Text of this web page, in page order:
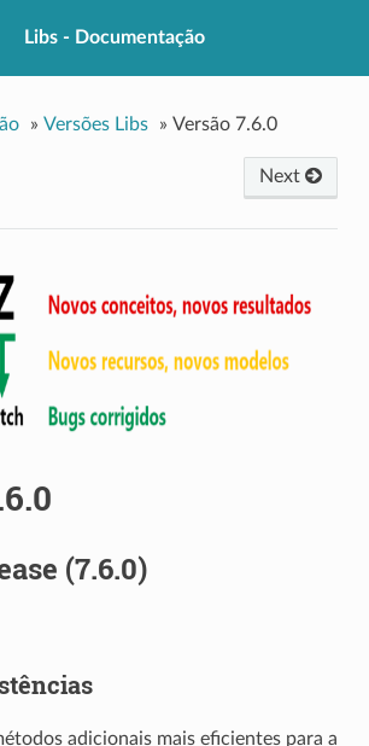
Libs - Documentação
» Versões Libs » Versão 7.6.0
Next
(7.6.0)
adicionais mais eficientes para a